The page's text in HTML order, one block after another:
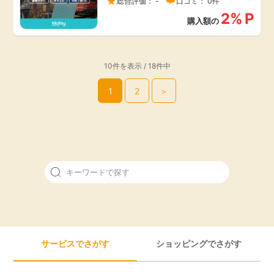
購入額の 2% P
10件を表示 / 18件中
1 2 ＞
サービスでさがす ショッピングでさがす